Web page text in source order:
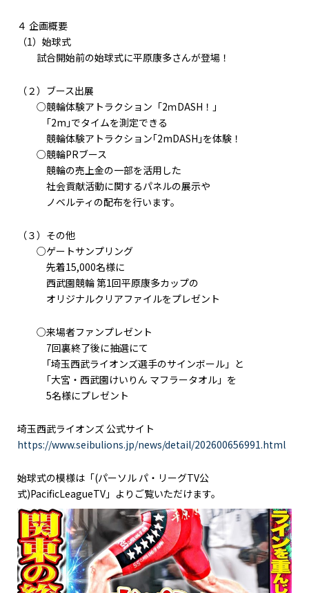
４ 企画概要
（1）始球式
試合開始前の始球式に平原康多さんが登場！
（２）ブース出展
○競輪体験アトラクション「2ｍDASH！」
｢2m｣でタイムを測定できる
競輪体験アトラクション｢2mDASH｣を体験！
○競輪PRブース
競輪の売上金の一部を活用した
社会貢献活動に関するパネルの展示や
ノベルティの配布を行います。
（３）その他
○ゲートサンプリング
先着15,000名様に
西武園競輪 第1回平原康多カップの
オリジナルクリアファイルをプレゼント
○来場者ファンプレゼント
7回裏終了後に抽選にて
｢埼玉西武ライオンズ選手のサインボール」と
｢大宮・西武園けいりん マフラータオル」を
5名様にプレゼント
埼玉西武ライオンズ 公式サイト
https://www.seibulions.jp/news/detail/202600656991.html
始球式の模様は「(パーソル パ・リーグTV公
式)PacificLeagueTV」よりご覧いただけます。